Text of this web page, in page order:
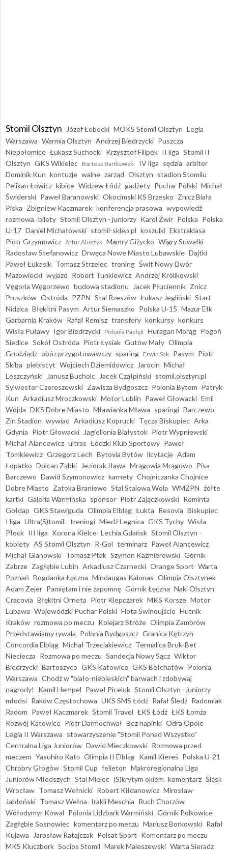
Stomil Olsztyn Józef Łobocki MOKS Stomil Olsztyn Legia
Warszawa Warmia Olsztyn Andrzej Biedrzycki Puszcza
Niepołomice Łukasz Suchocki Krzysztof Filipek II liga Stomil II
Olsztyn GKS Wikielec Bartosz Bartkowski IV liga sędzia arbiter
Dominik Kun kontuzje walne zarząd Olsztyn stadion Stomilu
Pelikan Łowicz kibice Widzew Łódź gadżety Puchar Polski Michał
Świderski Paweł Baranowski Okocimski KS Brzesko Znicz Biała
Piska Zbigniew Kaczmarek konferencja prasowa wypowiedź
rozmowa bilety Stomil Olsztyn - juniorzy Karol Żwir Polska Polska
U-17 Daniel Michałowski stomil-sklep.pl koszulki Ekstraklasa
Piotr Grzymowicz Artur Aluszyk Mamry Giżycko Wigry Suwałki
Radosław Stefanowicz Drwęca Nowe Miasto Lubawskie Dajtki
Paweł Łukasik Tomasz Strzelec trening Świt Nowy Dwór
Mazowiecki wyjazd Robert Tunkiewicz Andrzej Królikowski
Vęgoria Węgorzewo budowa stadionu Jacek Płuciennik Znicz
Pruszków Ostróda PZPN Stal Rzeszów Łukasz Jegliński Start
Nidzica Błękitni Pasym Artur Siemaszko Polska U-15 Mazur Ełk
Garbarnia Kraków Rafał Remisz transfery konkursy konkurs
Wisła Puławy Igor Biedrzycki Polonia Pasłęk Huragan Morąg Pogoń
Siedlce Sokół Ostróda Piotr Łysiak Gutów Mały Olimpia
Grudziądz obóz przygotowawczy sparing Erwin Sak Pasym Piotr
Skiba plebiscyt Wojciech Dziemidowicz Jarocin Michał
Leszczyński
Janusz Bucholc Jacek Czałpiński stomil.olsztyn.pl
Sylwester Czereszewski Zawisza Bydgoszcz Polonia Bytom Patryk
Kun Arkadiusz Mroczkowski Motor Lublin Paweł Głowacki Emil
Wojda DKS Dobre Miasto Mławianka Mława sparingi Barczewo
Zin Stadion wywiad Arkadiusz Koprucki Tęcza Biskupiec Arka
Gdynia Piotr Głowacki Jagiellonia Białystok Piotr Wypniewski
Michał Alancewicz ultras Łódzki Klub Sportowy Paweł
Tomkiewicz Grzegorz Lech Bytovia Bytów licytacje Adam
Łopatko Dolcan Ząbki Jeziorak Iława Mrągowia Mrągowo Pisa
Barczewo Dawid Szymonowicz karnety Chojniczanka Chojnice
Dobre Miasto Zatoka Braniewo Stal Stalowa Wola WMZPN żółte
kartki Galeria Warmińska sponsor Piotr Zajączkowski Rominta
Gołdap GKS Stawiguda Olimpia Elbląg Łukta Resovia Biskupiec
I liga Ultra(S)tomiL treningi Miedź Legnica GKS Tychy Wisła
Płock III liga Korona Kielce Lechia Gdańsk Stomil Olsztyn -
kobiety AS Stomil Olsztyn R-Gol terminarz Paweł Alancewicz
Michał Glanowski Tomasz Ptak Szymon Kaźmierowski Górnik
Zabrze Zagłębie Lubin Arkadiusz Czarnecki Orange Sport Warta
Poznań Bogdanka Łęczna Mindaugas Kalonas Olimpia Olsztynek
Adam Zejer Pamiętam i nie zapomnę Górnik Łęczna Naki Olsztyn
Cracovia Błękitni Orneta Piotr Klepczarek MKS Korsze Motor
Lubawa Wojewódzki Puchar Polski Flota Świnoujście Hutnik
Kraków rozmowa po meczu Kolejarz Stróże Olimpia Zambrów
Przedstawiamy rywala Polonia Bydgoszcz Granica Kętrzyn
Concordia Elbląg Michał Trzeciakiewicz Termalica Bruk-Bet
Nieciecza Rozmowa po meczu Sandecja Nowy Sącz Wiktor
Biedrzycki Bartoszyce GKS Katowice GKS Bełchatów Polonia
Warszawa Chodź w "biało-niebieskich" barwach i zdobywaj
nagrody!
Kamil Hempel Paweł Piceluk Stomil Olsztyn - juniorzy
młodsi Raków Częstochowa UKS SMS Łódź Rafał Śledź Radomiak
Radom Paweł Kaczmarek Stomil Travel ŁKS Łódź ŁKS Łomża
Rozwój Katowice Piotr Darmochwał Bez napinki Odra Opole
Legia II Warszawa stowarzyszenie "Stomil Ponad Wszystko"
Centralna Liga Juniorów Dawid Mieczkowski Rozmowa przed
meczem Yasuhiro Katō Olimpia II Elbląg Kamil Kiereś Polska U-21
Chrobry Głogów Stomil Cup felieton Makroregionalna Liga
Juniorów Młodszych Stal Mielec (S)krytym okiem komentarz Śląsk
Wrocław Tomasz Wełnicki Robert Kiłdanowicz Mirosław
Jabłoński Tomasz Wełna Irakli Meschia Ruch Chorzów
Wołodymyr Kowal Polonia Lidzbark Warmiński Górnik Polkowice
Zagłębie Sosnowiec komentarz po meczu Mariusz Borkowski Rafał
Kujawa
Jarosław Ratajczak Polsat Sport Komentarz po meczu
MKS Kluczbork Socios Stomil Marek Maleszewski Warta Sieradz